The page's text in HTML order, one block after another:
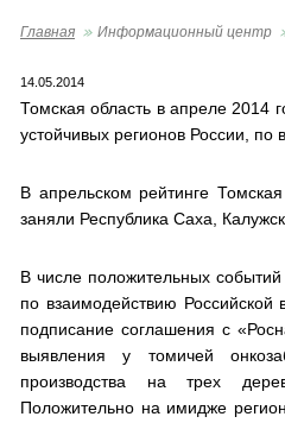
Главная Информационный центр
14.05.2014
Томская область в апреле 2014
устойчивых регионов России, по
В апрельском рейтинге
заняли Республика Саха,
В числе положительных
по взаимодействию Российской
подписание соглашения с
выявления у томичей
производства на трех
Положительно на имидже